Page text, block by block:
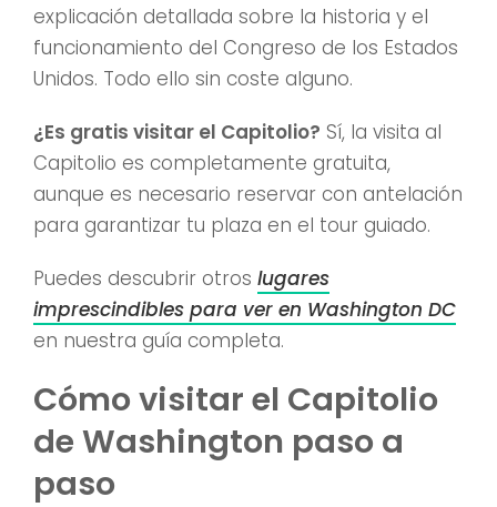
explicación detallada sobre la historia y el
funcionamiento del Congreso de los Estados
Unidos. Todo ello sin coste alguno.
¿Es gratis visitar el Capitolio? Sí, la visita al
Capitolio es completamente gratuita,
aunque es necesario reservar con antelación
para garantizar tu plaza en el tour guiado.
Puedes descubrir otros lugares
imprescindibles para ver en Washington DC
en nuestra guía completa.
Cómo visitar el Capitolio
de Washington paso a
paso